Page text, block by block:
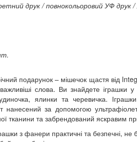
друк / повнокольоровий УФ друк /
подарунок – мішечок щастя від
слова. Ви знайдете іграшки у
ялинки та черевичка.
нанесений за допомогою
тканини та забрендований яскравим
з фанери практичні та безпечні,